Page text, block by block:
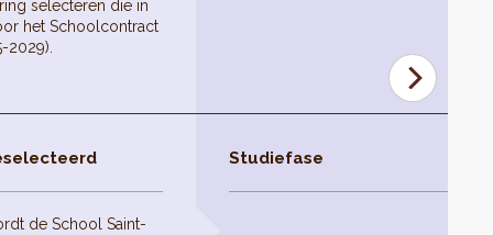
selecteren die in
het Schoolcontract
2029).
de School Saint-
Studiefase